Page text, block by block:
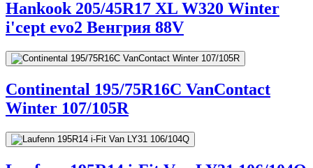
Hankook 205/45R17 XL W320 Winter
i'cept evo2 Венгрия 88V
Continental 195/75R16C VanContact
Winter 107/105R